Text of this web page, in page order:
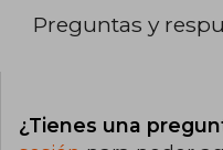
Preguntas y
¿Tienes una